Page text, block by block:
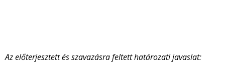
Az előterjesztett és szavazásra feltett határozati javaslat: